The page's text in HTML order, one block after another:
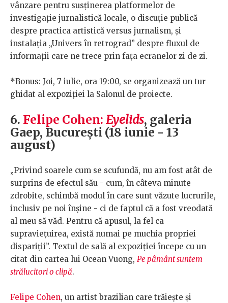
vânzare pentru susținerea platformelor de
investigație jurnalistică locale, o discuție publică
despre practica artistică versus jurnalism, și
instalația „Univers în retrograd” despre fluxul de
informații care ne trece prin fața ecranelor zi de zi.
*Bonus: Joi, 7 iulie, ora 19:00, se organizează un tur
ghidat al expoziției la Salonul de proiecte.
6. Felipe Cohen: Eyelids, galeria
Gaep, București (18 iunie - 13
august)
„Privind soarele cum se scufundă, nu am fost atât de
surprins de efectul său - cum, în câteva minute
zdrobite, schimbă modul în care sunt văzute lucrurile,
inclusiv pe noi înșine - ci de faptul că a fost vreodată
al meu să văd. Pentru că apusul, la fel ca
supraviețuirea, există numai pe muchia propriei
dispariții”. Textul de sală al expoziției începe cu un
citat din cartea lui Ocean Vuong, Pe pâmânt suntem
strălucitori o clipă.
Felipe Cohen, un artist brazilian care trăiește și